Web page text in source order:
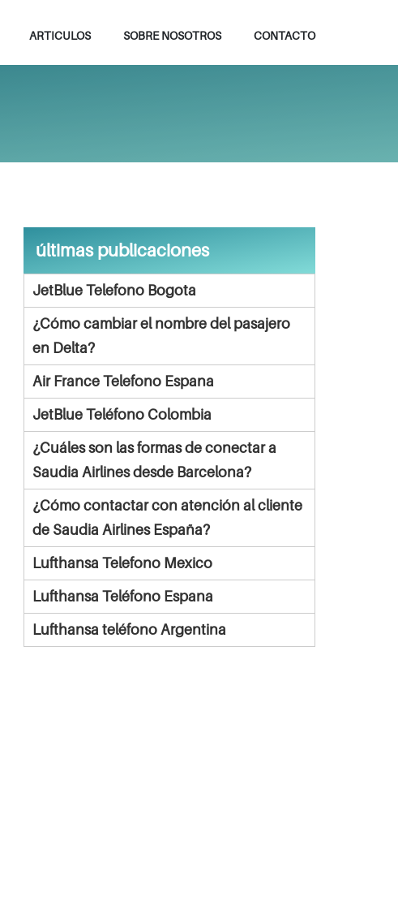
ARTICULOS SOBRE NOSOTROS CONTACTO
últimas publicaciones
JetBlue Telefono Bogota
¿Cómo cambiar el nombre del pasajero
en Delta?
Air France Telefono Espana
JetBlue Teléfono Colombia
¿Cuáles son las formas de conectar a
Saudia Airlines desde Barcelona?
¿Cómo contactar con atención al cliente
de Saudia Airlines España?
Lufthansa Telefono Mexico
Lufthansa Teléfono Espana
Lufthansa teléfono Argentina